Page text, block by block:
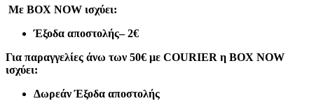
Με BOX NOW ισχύει:
Έξοδα αποστολής– 2€
Για παραγγελίες άνω των 50€ με COURIER η BOX NOW
ισχύει:
Δωρεάν Έξοδα αποστολής